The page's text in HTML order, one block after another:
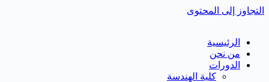
التجاوز إلى المحتوى
الرئيسية
من نحن
الدورات
كلية الهندسة